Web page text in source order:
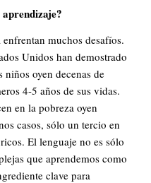
muchos desafíos.
Unidos han demostrado
oyen decenas de
4-5 años de sus vidas.
en la pobreza oyen
casos, sólo un tercio en
El lenguaje no es sólo
que aprendemos como
clave para